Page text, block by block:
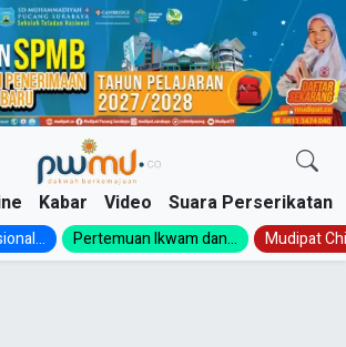
Kabar Video Suara Perserikatan
Pertemuan Ikwam dan... Mudipat